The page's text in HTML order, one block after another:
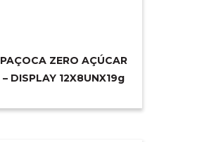
PAÇOCA ZERO AÇÚCAR
– DISPLAY 12X8UNX19g